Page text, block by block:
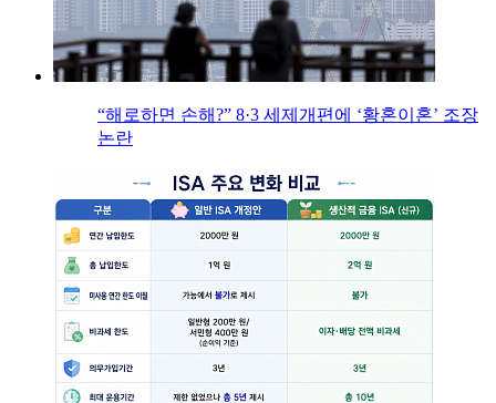
“해로하면 손해?” 8·3 세제개편에 ‘황혼이혼’ 조장
논란